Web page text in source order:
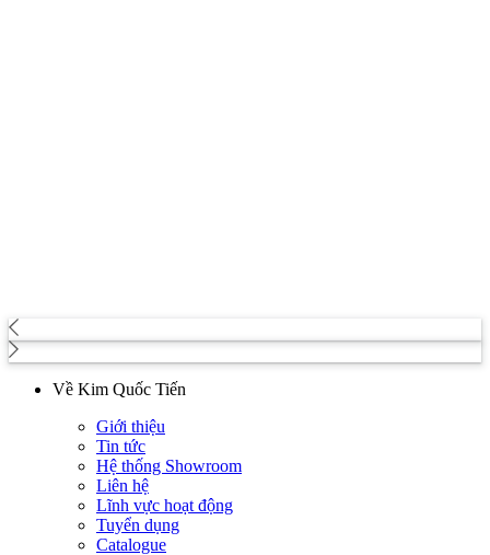
Về Kim Quốc Tiến
Giới thiệu
Tin tức
Hệ thống Showroom
Liên hệ
Lĩnh vực hoạt động
Tuyển dụng
Catalogue